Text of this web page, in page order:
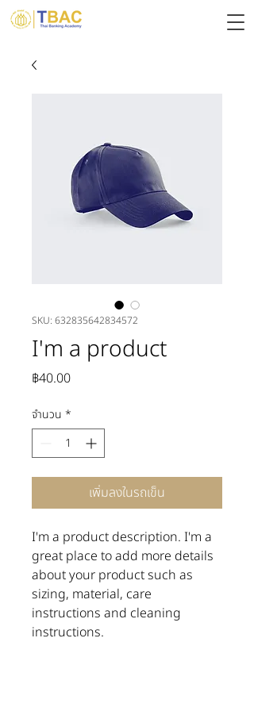
SKU: 632835642834572
I'm a product
฿40.00ราคา
จำนวน *
เพิ่มลงในรถเข็น
I'm a product description. I'm a
great place to add more details
about your product such as
sizing, material, care
instructions and cleaning
instructions.